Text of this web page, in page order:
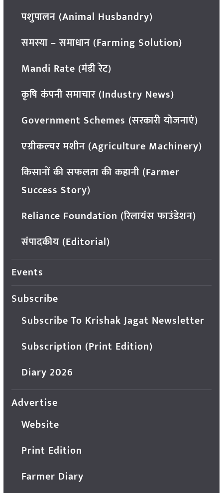
पशुपालन (Animal Husbandry)
समस्या – समाधान (Farming Solution)
Mandi Rate (मंडी रेट)
कृषि कंपनी समाचार (Industry News)
Government Schemes (सरकारी योजनाएं)
एग्रीकल्चर मशीन (Agriculture Machinery)
किसानों की सफलता की कहानी (Farmer
Success Story)
Reliance Foundation (रिलायंस फाउंडेशन)
संपादकीय (Editorial)
Events
Subscribe
Subscribe To Krishak Jagat Newsletter
Subscription (Print Edition)
Diary 2026
Advertise
Website
Print Edition
Farmer Diary